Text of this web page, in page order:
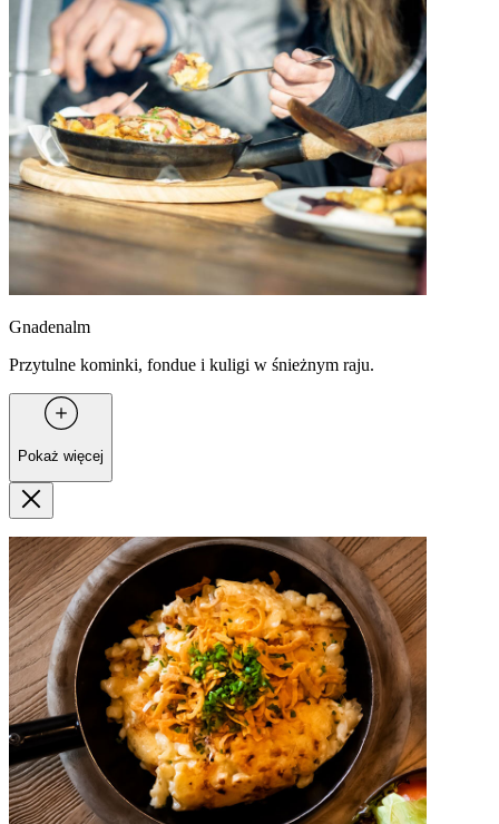
Gnadenalm
Przytulne kominki, fondue i kuligi w śnieżnym raju.
Pokaż więcej